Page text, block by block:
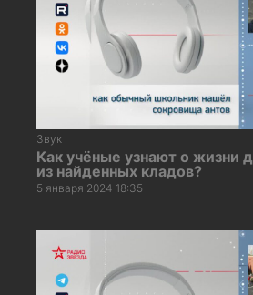
Звук
Как учёные узнают о жизни
из найденных кладов?
5 января 2024 18:35